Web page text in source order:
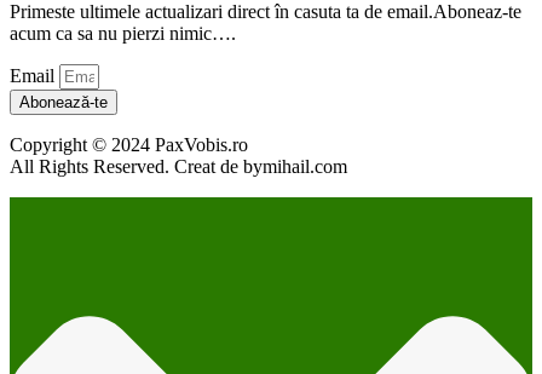
Primeste ultimele actualizari direct în casuta ta de email.Aboneaz-te
acum ca sa nu pierzi nimic….
Email
Abonează-te
Copyright © 2024 PaxVobis.ro
All Rights Reserved. Creat de bymihail.com